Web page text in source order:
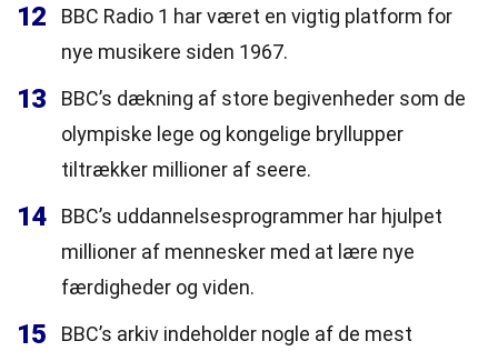
12
BBC Radio 1 har været en vigtig platform for
nye musikere siden 1967.
13
BBC’s dækning af store begivenheder som de
olympiske lege og kongelige bryllupper
tiltrækker millioner af seere.
14
BBC’s uddannelsesprogrammer har hjulpet
millioner af mennesker med at lære nye
færdigheder og viden.
15
BBC’s arkiv indeholder nogle af de mest